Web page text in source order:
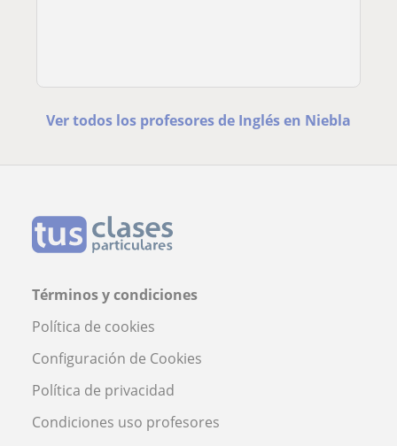
Ver todos los profesores de Inglés en Niebla
Términos y condiciones
Política de cookies
Configuración de Cookies
Política de privacidad
Condiciones uso profesores